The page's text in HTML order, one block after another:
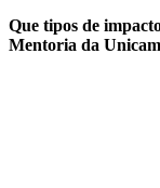
Que tipos de
Mentoria da